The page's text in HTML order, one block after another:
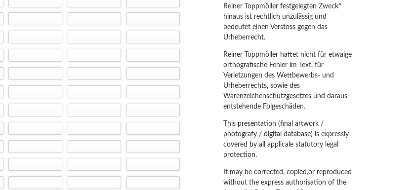
Reiner Toppmöller festgelegten Zweck*
hinaus ist rechtlich unzulässig und
bedeutet einen Verstoss gegen das
Urheberrecht.
Reiner Toppmöller haftet nicht für etwaige
orthografische Fehler im Text, für
Verletzungen des Wettbewerbs- und
Urheberrechts, sowie des
Warenzeichenschutzgesetzes und daraus
entstehende Folgeschäden.
This presentation (final artwork /
photografy / digital database) is expressly
covered by all applicale statutory legal
protection.
It may be corrected, copied,or reproduced
without the express authorisation of the